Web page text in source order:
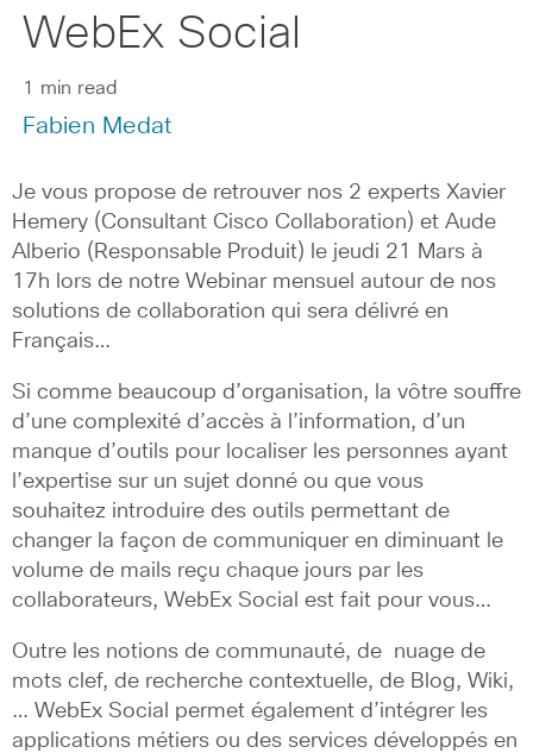
WebEx Social
1 min read
Fabien Medat
Je vous propose de retrouver nos 2 experts Xavier
Hemery (Consultant Cisco Collaboration) et Aude
Alberio (Responsable Produit) le jeudi 21 Mars à
17h lors de notre Webinar mensuel autour de nos
solutions de collaboration qui sera délivré en
Français…
Si comme beaucoup d’organisation, la vôtre souffre
d’une complexité d’accès à l’information, d’un
manque d’outils pour localiser les personnes ayant
l’expertise sur un sujet donné ou que vous
souhaitez introduire des outils permettant de
changer la façon de communiquer en diminuant le
volume de mails reçu chaque jours par les
collaborateurs, WebEx Social est fait pour vous…
Outre les notions de communauté, de nuage de
mots clef, de recherche contextuelle, de Blog, Wiki,
… WebEx Social permet également d’intégrer les
applications métiers ou des services développés en